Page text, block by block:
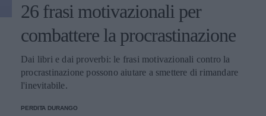
26 frasi motivazionali per
combattere la procrastinazione
Dai libri e dai proverbi: le frasi motivazionali contro la
procrastinazione possono aiutare a smettere di rimandare
l'inevitabile.
PERDITA DURANGO